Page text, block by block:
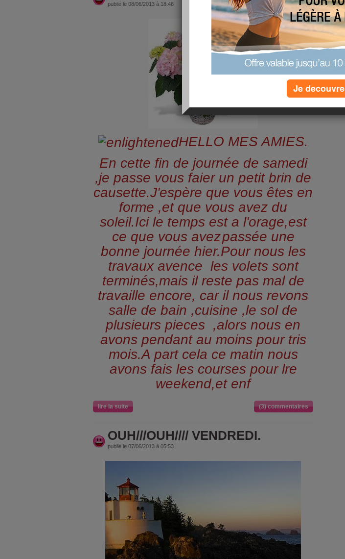
publié le 08/06/2013 à 18:46
HELLO MES AMIES.
En cette fin de journée de samedi
,je passe vous faier un petit brin de
causette.J'espère que vous êtes en
forme ,et que vous avez du
soleil.Ici le temps est a l'orage,est
ce que vous avezpassée une
bonne journée hier.Pour nous les
travaux avence les volets sont
terminés,mais il reste pas mal de
travaille encore, car il nous revons
salle de bain ,cuisine ,le sol de
plusieurs pieces ,alors nous en
avons pendant au moins pour tris
mois.A part cela ce matin nous
avons fais les courses pour lre
weekend,et enf
lire la suite (3) commentaires
OUH///OUH//// VENDREDI.
publié le 07/06/2013 à 05:53
Je decouvre